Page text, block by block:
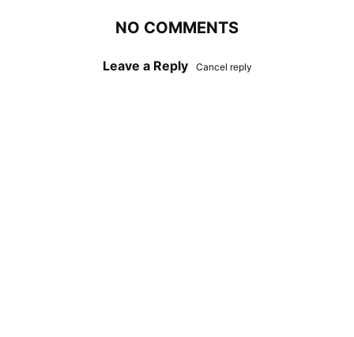
NO COMMENTS
Leave a Reply Cancel reply